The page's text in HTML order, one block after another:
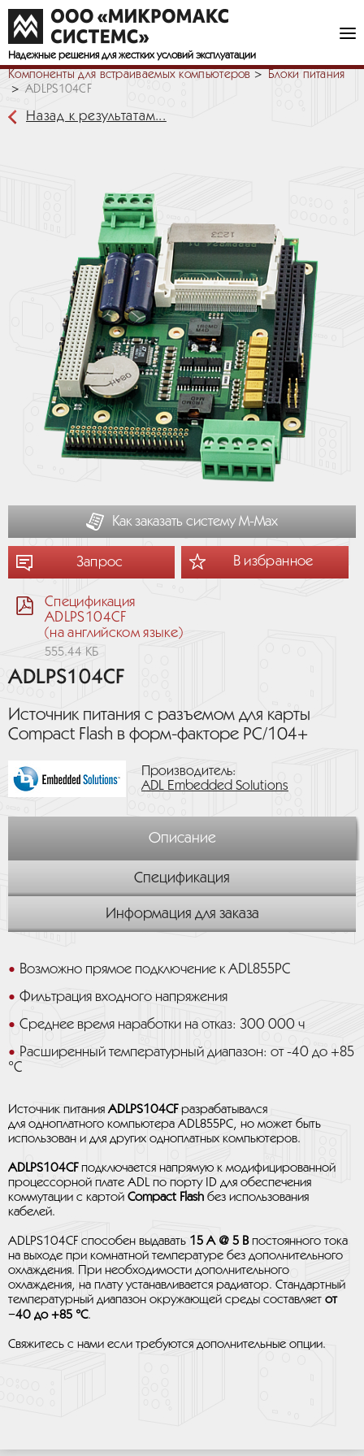
Надежные решения для жестких условий эксплуатации
Компоненты для встраиваемых компьютеров
Блоки питания
ADLPS104CF
Назад к результатам...
Как заказать систему М-Мах
Запрос В избранное
Спецификация
ADLPS104CF
(на английском языке)
555.44 КБ
ADLPS104CF
Источник питания с разъемом для карты
Compact Flash в форм-факторе PC/104+
Производитель:
ADL Embedded Solutions
Описание
Спецификация
Информация для заказа
Возможно прямое подключение к ADL855PC
Фильтрация входного напряжения
Среднее время наработки на отказ: 300 000 ч
Расширенный температурный диапазон: от -40 до +85
°C
Источник питанияADLPS104CF разрабатывался
для одноплатного компьютера ADL855PC, но может быть
использован и для других одноплатных компьютеров.
ADLPS104CF подключается напрямую к модифицированной
процессорной плате ADL по порту ID для обеспечения
коммутации с картой Compact Flash без использования
кабелей.
ADLPS104CF способен выдавать 15 А @ 5 Впостоянного тока
на выходе при комнатной температуре без дополнительного
охлаждения. При необходимости дополнительного
охлаждения, на плату устанавливается радиатор. Стандартный
температурный диапазон окружающей среды составляет от
−40 до +85 °C.
Свяжитесь с нами если требуются дополнительные опции.